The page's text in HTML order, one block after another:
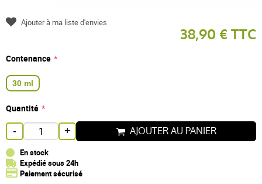
38,90 € TTC
Contenance
30 ml
Quantité
- + AJOUTER AU PANIER
En stock
Expédié sous 24h
Paiement sécurisé
Ajouter à ma liste d'envies